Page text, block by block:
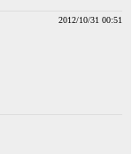
2012/10/31 00:51